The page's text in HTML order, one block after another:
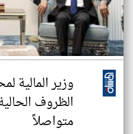
وزير المالية
الظروف
متواصلاً